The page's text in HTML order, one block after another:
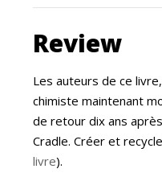
Review
Les auteurs de ce
chimiste maintenant
de retour dix ans
Cradle. Créer et
livre).